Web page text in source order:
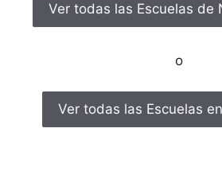
Ver todas las Escuelas de
o
Ver todas las Escuelas